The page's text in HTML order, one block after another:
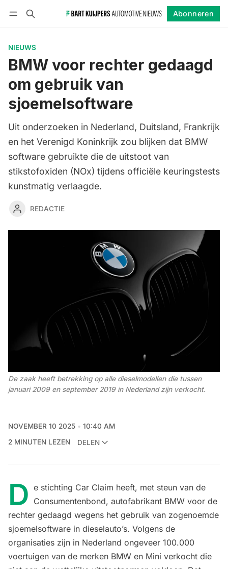
Abonneren
NIEUWS
BMW voor rechter gedaagd
om gebruik van
sjoemelsoftware
Uit onderzoeken in Nederland, Duitsland, Frankrijk
en het Verenigd Koninkrijk zou blijken dat BMW
software gebruikte die de uitstoot van
stikstofoxiden (NOx) tijdens officiële keuringstests
kunstmatig verlaagde.
REDACTIE
De zaak heeft betrekking op alle dieselmodellen die tussen
januari 2009 en september 2019 in Nederland zijn verkocht.
NOVEMBER 10 2025
10:40 AM
2 MINUTEN LEZEN
DELEN
D e stichting Car Claim heeft, met steun van de
Consumentenbond, autofabrikant BMW voor de
rechter gedaagd wegens het gebruik van zogenoemde
sjoemelsoftware in dieselauto’s. Volgens de
organisaties zijn in Nederland ongeveer 100.000
voertuigen van de merken BMW en Mini verkocht die